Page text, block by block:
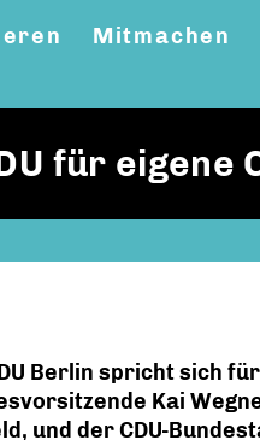
Mitmachen
für eigene
Berlin spricht sich
Kai
und der CDU-